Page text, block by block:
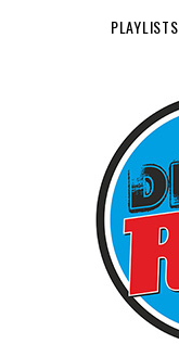
PLAYLISTS